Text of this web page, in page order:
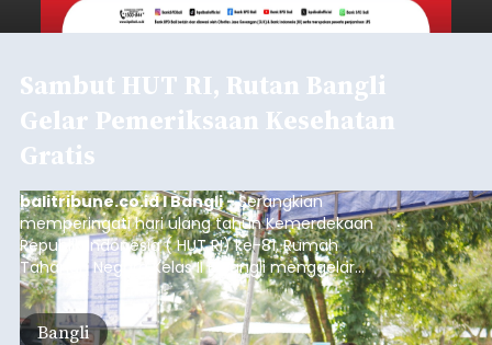
Sambut HUT RI, Rutan Bangli
Gelar Pemeriksaan Kesehatan
Gratis
balitribune.co.id I Bangli -Serangkian
memperingati hari ulang tahun Kemerdekaan
Republik Indonesia ( HUT RI) ke-81, Rumah
Tahanan Negara Kelas II B Bangli menggelar
kegiatan pemeriksaan kesehatan gratis, Rabu
(6/8/2026).
Bangli